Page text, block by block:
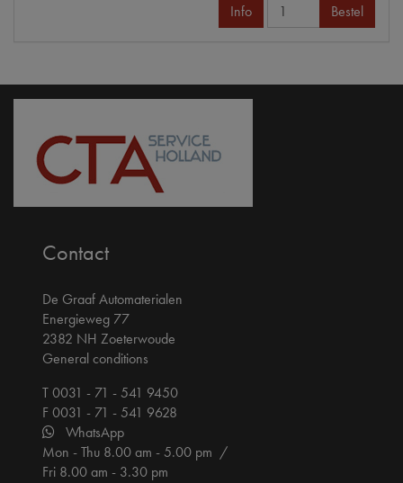
Info Bestel
Contact
De Graaf Automaterialen
Energieweg 77
2382 NH Zoeterwoude
General conditions
T 0031 - 71 - 541 9450
F 0031 - 71 - 541 9628
WhatsApp
Mon - Thu 8.00 am - 5.00 pm /
Fri 8.00 am - 3.30 pm